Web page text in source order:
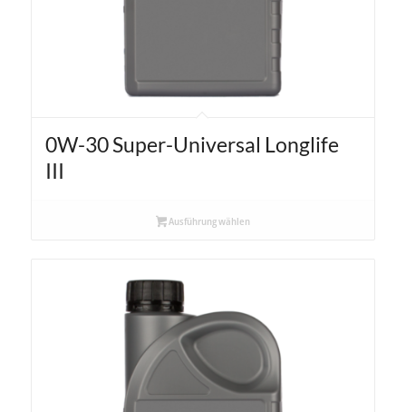
0W-30 Super-Universal Longlife
III
Ausführung wählen